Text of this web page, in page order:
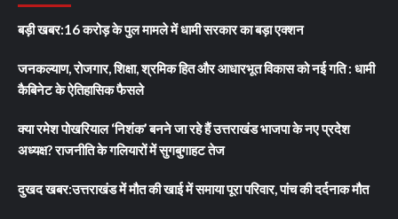
बड़ी खबर:16 करोड़ के पुल मामले में धामी सरकार का बड़ा एक्शन
जनकल्याण, रोजगार, शिक्षा, श्रमिक हित और आधारभूत विकास को नई गति : धामी
कैबिनेट के ऐतिहासिक फैसले
क्या रमेश पोखरियाल ‘निशंक’ बनने जा रहे हैं उत्तराखंड भाजपा के नए प्रदेश
अध्यक्ष? राजनीति के गलियारों में सुगबुगाहट तेज
दुखद खबर:उत्तराखंड में मौत की खाई में समाया पूरा परिवार, पांच की दर्दनाक मौत